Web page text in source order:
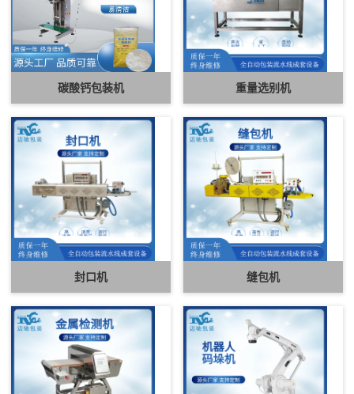
碳酸钙包装机 重量选别机
封口机 缝包机